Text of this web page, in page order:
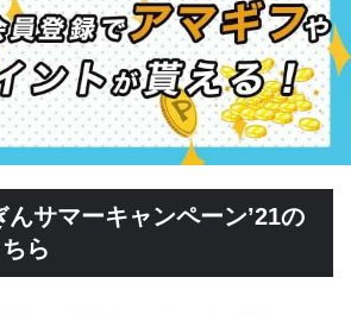
サマーキャンペーン’21の
ら